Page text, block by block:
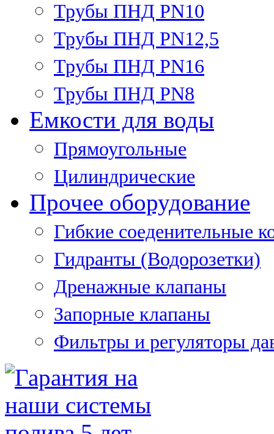
Трубы ПНД PN10
Трубы ПНД PN12,5
Трубы ПНД PN16
Трубы ПНД PN8
Емкости для воды
Прямоугольные
Цилиндрические
Прочее оборудование
Гибкие соеденительные
Гидранты (Водорозетки)
Дренажные клапаны
Запорные клапаны
Фильтры и регуляторы